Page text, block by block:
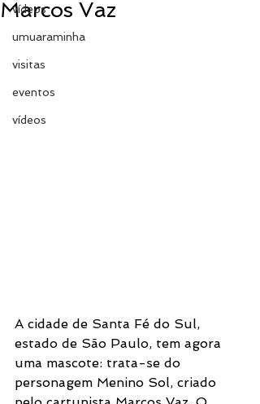
vídeos
umuaraminha
visitas
eventos
vídeos
Marcos Vaz
A cidade de Santa Fé do Sul,
estado de São Paulo, tem agora
uma mascote: trata-se do
personagem Menino Sol, criado